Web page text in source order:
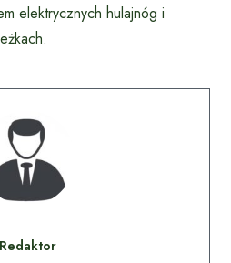
elektrycznych hulajnóg i
Redaktor